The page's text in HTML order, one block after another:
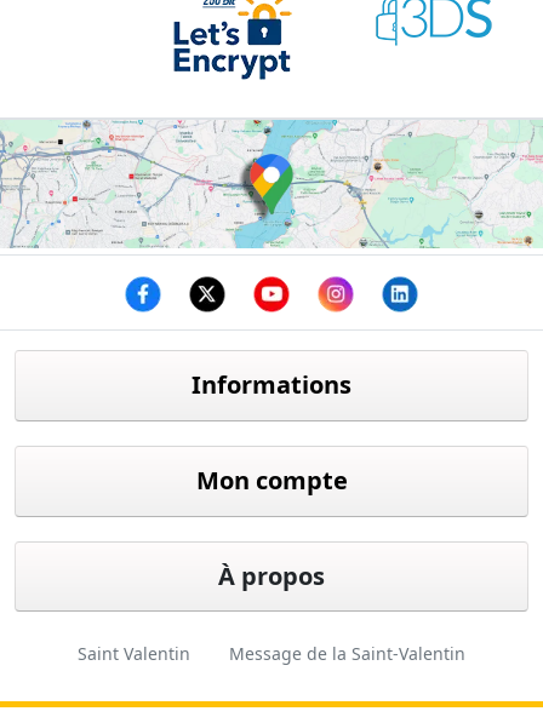
Informations
Mon compte
À propos
Saint Valentin Message de la Saint-Valentin